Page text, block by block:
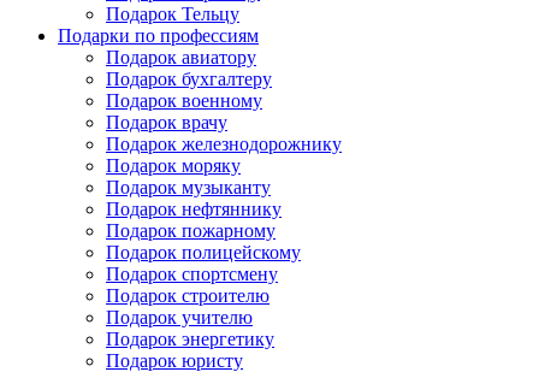
Подарок Тельцу
Подарки по профессиям
Подарок авиатору
Подарок бухгалтеру
Подарок военному
Подарок врачу
Подарок железнодорожнику
Подарок моряку
Подарок музыканту
Подарок нефтяннику
Подарок пожарному
Подарок полицейскому
Подарок спортсмену
Подарок строителю
Подарок учителю
Подарок энергетику
Подарок юристу